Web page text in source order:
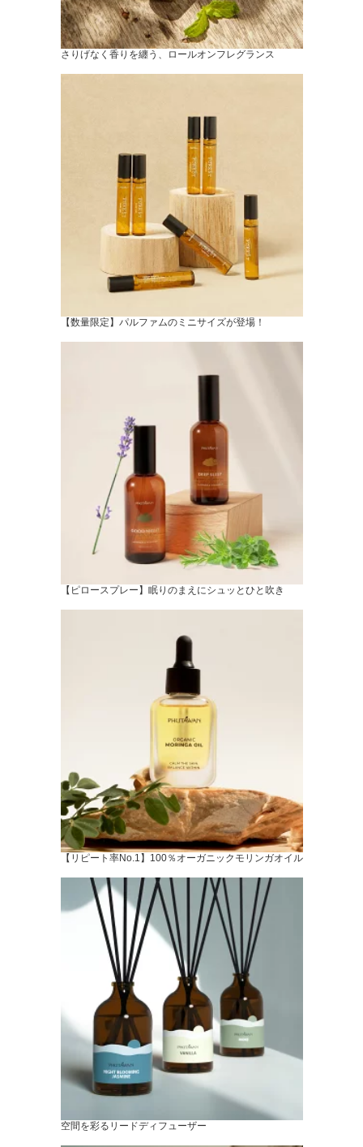
さりげなく香りを纏う、ロールオンフレグランス
【数量限定】パルファムのミニサイズが登場！
【ピロースプレー】眠りのまえにシュッとひと吹き
【リピート率No.1】100％オーガニックモリンガオイル
空間を彩るリードディフューザー